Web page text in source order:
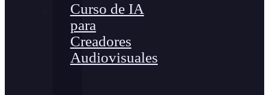
Curso de IA
para
Creadores
Audiovisuales